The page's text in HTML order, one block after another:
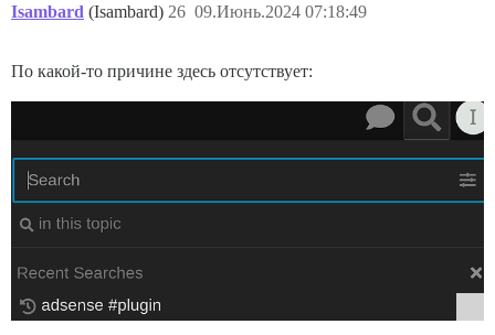
Isambard (Isambard) 09.Июнь.2024 07:18:49
26
По какой-то причине здесь отсутствует: